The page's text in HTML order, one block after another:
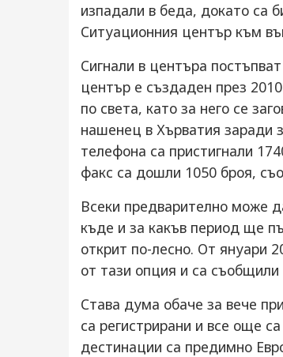
изпадали в беда, докато са
Ситуационния център към
Сигнали в центъра
център е създаден през
по света, като за него се
нашенец в Хърватия заради
телефона са пристигнали
факс са дошли 1050 броя,
Всеки предварително може
къде и за какъв период ще
открит по-лесно. От януари
от тази опция и са
Става дума обаче за вече
са регистрирани и все още
дестинации са предимно